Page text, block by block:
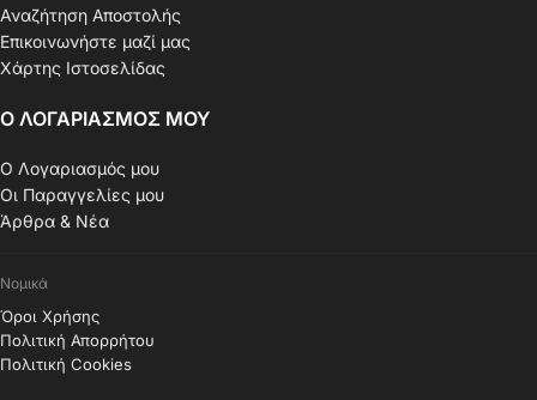
Αναζήτηση Αποστολής
Επικοινωνήστε μαζί μας
Χάρτης Ιστοσελίδας
Ο ΛΟΓΑΡΙΑΣΜΟΣ ΜΟΥ
Ο Λογαριασμός μου
Οι Παραγγελίες μου
Άρθρα & Νέα
Νομικά
Όροι Χρήσης
Πολιτική Απορρήτου
Πολιτική Cookies